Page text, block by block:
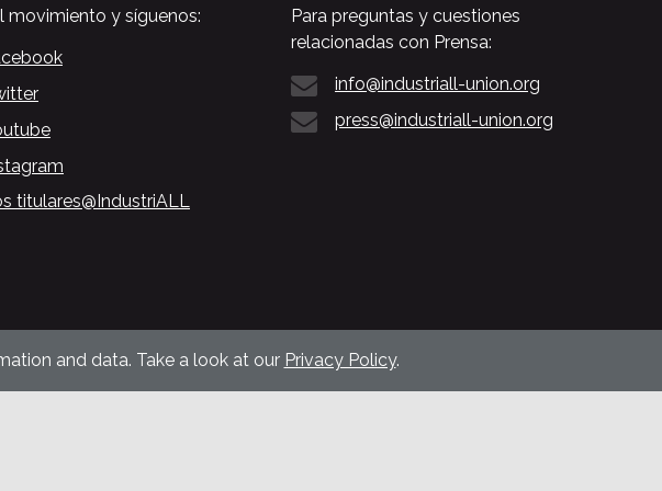
movimiento y síguenos:
titulares@IndustriALL
Para preguntas y cuestiones
relacionadas con Prensa:
info@industriall-union.org
press@industriall-union.org
and data. Take a look at our Privacy Policy.